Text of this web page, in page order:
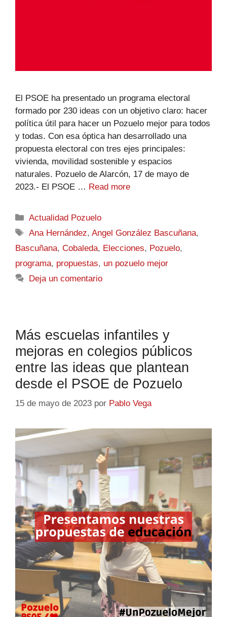
El PSOE ha presentado un programa electoral
formado por 230 ideas con un objetivo claro: hacer
política útil para hacer un Pozuelo mejor para todos
y todas. Con esa óptica han desarrollado una
propuesta electoral con tres ejes principales:
vivienda, movilidad sostenible y espacios
naturales. Pozuelo de Alarcón, 17 de mayo de
2023.- El PSOE … Read more
Actualidad Pozuelo
Ana Hernández,Angel González Bascuñana,
Bascuñana, Cobaleda, Elecciones, Pozuelo,
programa, propuestas, un pozuelo mejor
Deja un comentario
Más escuelas infantiles y
mejoras en colegios públicos
entre las ideas que plantean
desde el PSOE de Pozuelo
15 de mayo de 2023 por Pablo Vega